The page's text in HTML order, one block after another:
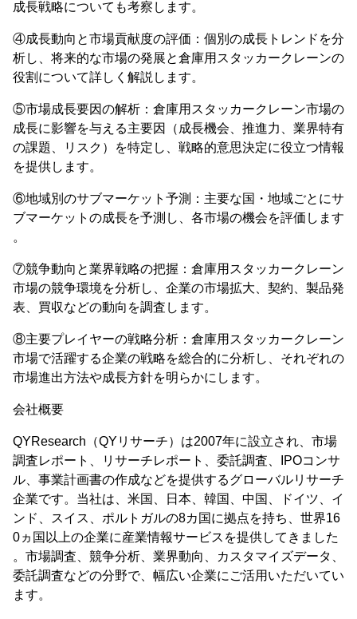
成長戦略についても考察します。
④成長動向と市場貢献度の評価：個別の成長トレンドを分
析し、将来的な市場の発展と倉庫用スタッカークレーンの
役割について詳しく解説します。
⑤市場成長要因の解析：倉庫用スタッカークレーン市場の
成長に影響を与える主要因（成長機会、推進力、業界特有
の課題、リスク）を特定し、戦略的意思決定に役立つ情報
を提供します。
⑥地域別のサブマーケット予測：主要な国・地域ごとにサ
ブマーケットの成長を予測し、各市場の機会を評価します
。
⑦競争動向と業界戦略の把握：倉庫用スタッカークレーン
市場の競争環境を分析し、企業の市場拡大、契約、製品発
表、買収などの動向を調査します。
⑧主要プレイヤーの戦略分析：倉庫用スタッカークレーン
市場で活躍する企業の戦略を総合的に分析し、それぞれの
市場進出方法や成長方針を明らかにします。
会社概要
QYResearch（QYリサーチ）は2007年に設立され、市場
調査レポート、リサーチレポート、委託調査、IPOコンサ
ル、事業計画書の作成などを提供するグローバルリサーチ
企業です。当社は、米国、日本、韓国、中国、ドイツ、イ
ンド、スイス、ポルトガルの8カ国に拠点を持ち、世界16
0ヵ国以上の企業に産業情報サービスを提供してきました
。市場調査、競争分析、業界動向、カスタマイズデータ、
委託調査などの分野で、幅広い企業にご活用いただいてい
ます。